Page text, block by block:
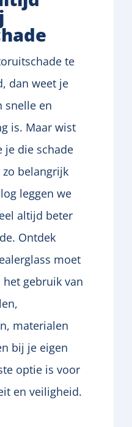
te
dan weet je
snelle en
is. Maar wist
je die schade
belangrijk
leggen we
altijd beter
Ontdek
moet
gebruik van
materialen
bij je eigen
optie is voor
en veiligheid.